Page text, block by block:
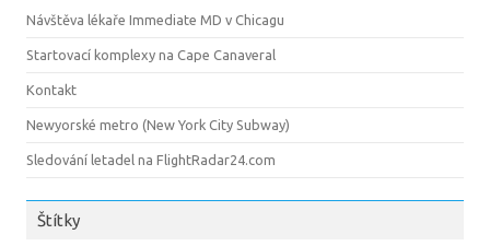
Návštěva lékaře Immediate MD v Chicagu
Startovací komplexy na Cape Canaveral
Kontakt
Newyorské metro (New York City Subway)
Sledování letadel na FlightRadar24.com
Štítky